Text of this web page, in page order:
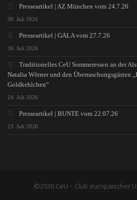
Presseartikel | AZ München vom 24.7.26
30. Juli 2026
Presseartikel | GALA vom 27.7.26
30. Juli 2026
Traditionelles CeU Sommeressen an der
Natalia Wörner und den Überraschungsgästen
Goldkehlchen“
24. Juli 2026
Presseartikel | BUNTE vom 22.07.26
23. Juli 2026
©2026 CeU – Club europäischer